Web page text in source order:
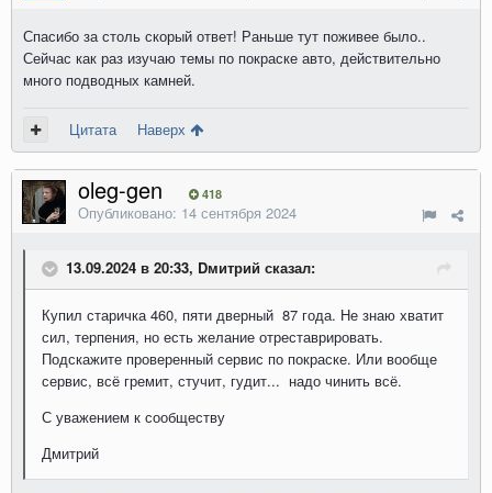
Спасибо за столь скорый ответ! Раньше тут поживее было..
Сейчас как раз изучаю темы по покраске авто, действительно
много подводных камней.
Цитата Наверх
oleg-gen 418
Опубликовано: 14 сентября 2024
13.09.2024 в 20:33, Dмитрий сказал:
Купил старичка 460, пяти дверный 87 года. Не знаю хватит
сил, терпения, но есть желание отреставрировать.
Подскажите проверенный сервис по покраске. Или вообще
сервис, всё гремит, стучит, гудит... надо чинить всё.
С уважением к сообществу
Дмитрий